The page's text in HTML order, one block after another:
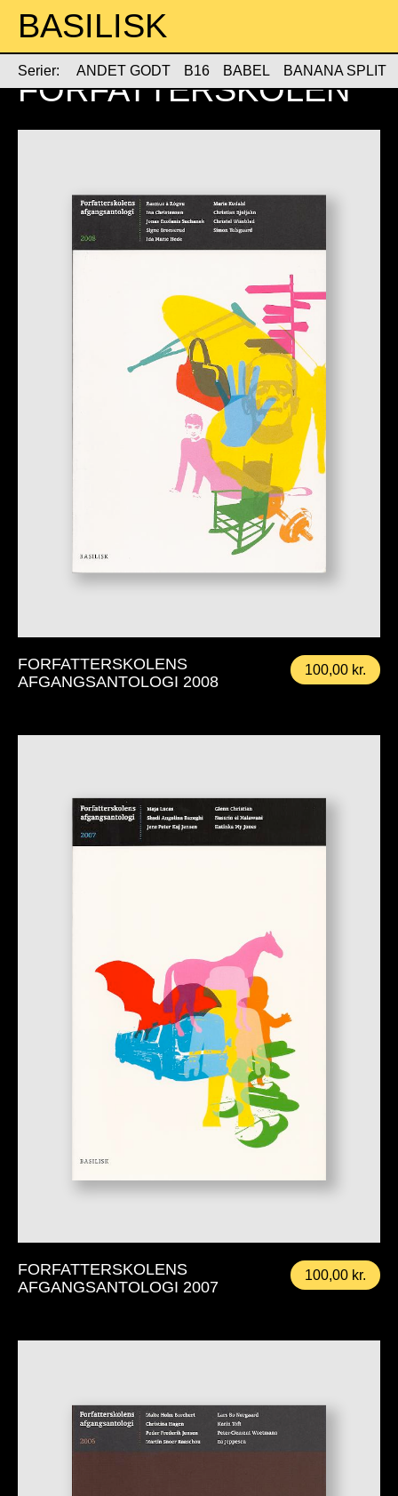
BASILISK
Serier: ANDET GODT B16 BABEL BANANA SPLIT
FORFATTERSKOLEN
FORFATTERSKOLENS
AFGANGSANTOLOGI 2008
100,00 kr.
FORFATTERSKOLENS
AFGANGSANTOLOGI 2007
100,00 kr.